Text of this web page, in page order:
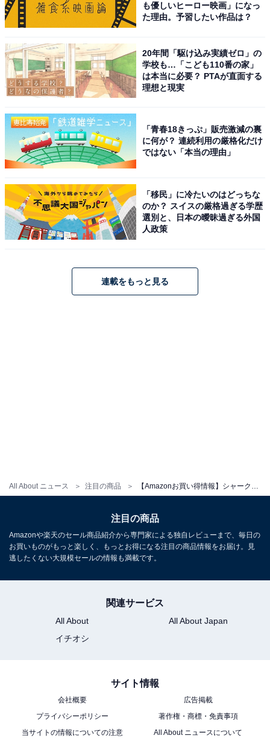
All About ニュース 注目の商品
Shark シャーク 掃除機 ハンディクリーナー コードレス
クリーナー ハンディ クリーナー 充電式 マリーンブラック
Amazonで見る
シャーク「WV406J」
【Amazon.co.jp限定】 Shark シャーク 掃除機 コードレ
ス 軽量 ハンディクリーナー WV321JWH EVOPOWER EX
フローリング用延長ノズル付 スティッククリーナー ステ
ィック ハンディ クリーナー コードレス掃除機 充電式 ア
イボリー
シャーク「WV515JGY」
も優しいヒーロー映画」になっ
た理由。予習したい作品は？
20年間「駆け込み実績ゼロ」の
学校も…「こども110番の家」
は本当に必要？ PTAが直面する
理想と現実
「青春18きっぷ」販売激減の裏
に何が？ 連続利用の厳格化だけ
ではない「本当の理由」
「移民」に冷たいのはどっちな
のか？ スイスの厳格過ぎる学歴
選別と、日本の曖昧過ぎる外国
人政策
連載をもっと見る
注目の商品
Amazonや楽天のセール商品紹介から専門家による独自レビューまで、毎日の
お買いものがもっと楽しく、もっとお得になる注目の商品情報をお届け。見
逃したくない大規模セールの情報も満載です。
関連サービス
All About
All About Japan
イチオシ
サイト情報
会社概要
広告掲載
プライバシーポリシー
著作権・商標・免責事項
当サイトの情報についての注意
All About ニュースについて